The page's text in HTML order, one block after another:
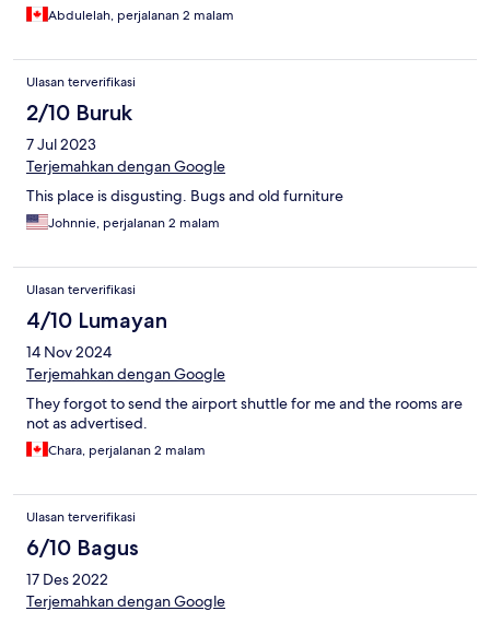
Abdulelah, perjalanan 2 malam
Ulasan terverifikasi
2/10 Buruk
7 Jul 2023
Terjemahkan dengan Google
This place is disgusting. Bugs and old furniture
Johnnie, perjalanan 2 malam
Ulasan terverifikasi
4/10 Lumayan
14 Nov 2024
Terjemahkan dengan Google
They forgot to send the airport shuttle for me and the rooms are
not as advertised.
Chara, perjalanan 2 malam
Ulasan terverifikasi
6/10 Bagus
17 Des 2022
Terjemahkan dengan Google